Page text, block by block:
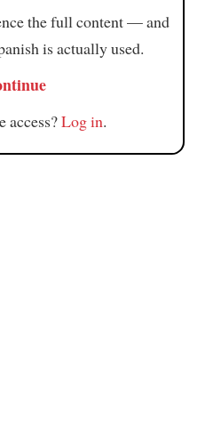
the full content — and
is actually used.
access?Log in.